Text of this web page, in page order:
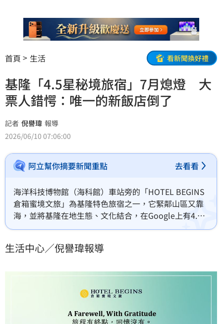
首頁 生活 看新聞換好禮
基隆「4.5星秘境旅宿」7月熄燈 大
票人錯愕：唯一的新飯店倒了
記者 倪譽瑋 報導
2026/06/10 07:06:00
阿立幫你摘要新聞重點 去看看
海洋科技博物館（海科館）車站旁的「HOTEL BEGINS
倉箱蜜境文旅」為基隆特色旅宿之一，它緊鄰山區又靠
海，並將基隆在地生態、文化結合，在Google上有4.5
顆星好評。如今業者官方臉書公告，飯店將在2026年7
住，沒想到就要歇業了」、「基隆唯一的新飯店竟然就
生活中心／倪譽瑋報導